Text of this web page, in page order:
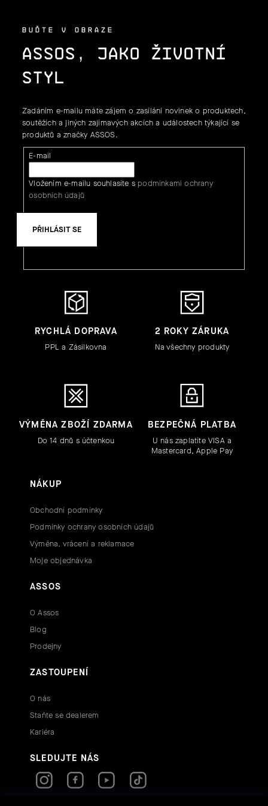
BUĎTE V OBRAZE
ASSOS, JAKO ŽIVOTNÍ
STYL
Zadáním e-mailu máte zájem o zasílání novinek o produktech,
soutěžích a jiných zajímavých akcích a událostech týkající se
produktů a značky ASSOS.
E-mail
Vložením e-mailu souhlasíte s podmínkami ochrany
osobních údajů
PŘIHLÁSIT SE
RYCHLÁ DOPRAVA
PPL a Zásilkovna
2 ROKY ZÁRUKA
Na všechny produkty
VÝMĚNA ZBOŽÍ ZDARMA
Do 14 dnů s účtenkou
BEZPEČNÁ PLATBA
U nás zaplatíte VISA a
Mastercard, Apple Pay
NÁKUP
Obchodní podmínky
Podmínky ochrany osobních údajů
Výměna, vrácení a reklamace
Moje objednávka
ASSOS
O Assos
Blog
Prodejny
ZASTOUPENÍ
O nás
Staňte se dealerem
Kariéra
SLEDUJTE NÁS